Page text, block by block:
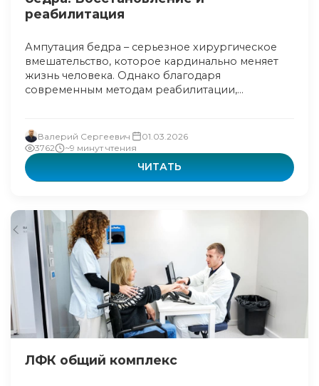
реабилитация
Ампутация бедра – серьезное хирургическое
вмешательство, которое кардинально меняет
жизнь человека. Однако благодаря
современным методам реабилитации,...
Валерий Сергеевич
01.03.2026
3762
~9 минут чтения
ЧИТАТЬ
ЛФК общий комплекс